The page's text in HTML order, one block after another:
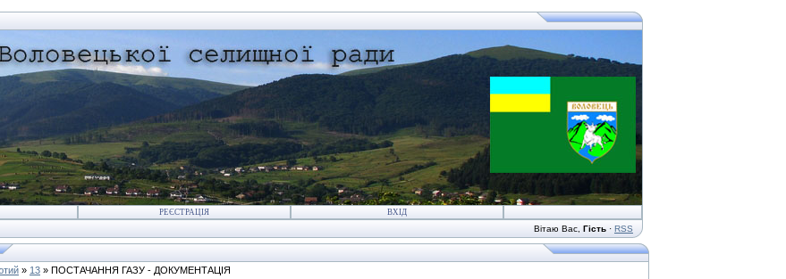
РЕЄСТРАЦІЯ ВХІД
Вітаю Вас Гість · RSS
» 13 » ПОСТАЧАННЯ ГАЗУ - ДОКУМЕНТАЦІЯ